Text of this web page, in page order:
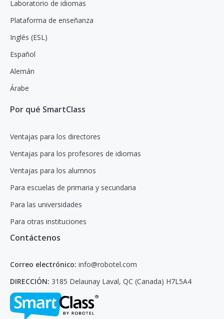
Laboratorio de idiomas
Plataforma de enseñanza
Inglés (ESL)
Español
Alemán
Árabe
Por qué SmartClass
Ventajas para los directores
Ventajas para los profesores de idiomas
Ventajas para los alumnos
Para escuelas de primaria y secundaria
Para las universidades
Para otras instituciones
Contáctenos
Correo electrónico: info@robotel.com
DIRECCIÓN: 3185 Delaunay Laval, QC (Canada) H7L5A4